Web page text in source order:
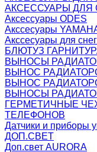
АКСЕССУАРЫ ДЛЯ
Аксессуары ODES
Акссесуары
Акссесуары для
БЛЮТУЗ
ВЫНОСЫ
ВЫНОС
ВЫНОС
ВЫНОСЫ
ГЕРМЕТИЧНЫЕ
ТЕЛЕФОНОВ
Датчики и приборы
ДОП.СВЕТ
Доп.свет AURORA